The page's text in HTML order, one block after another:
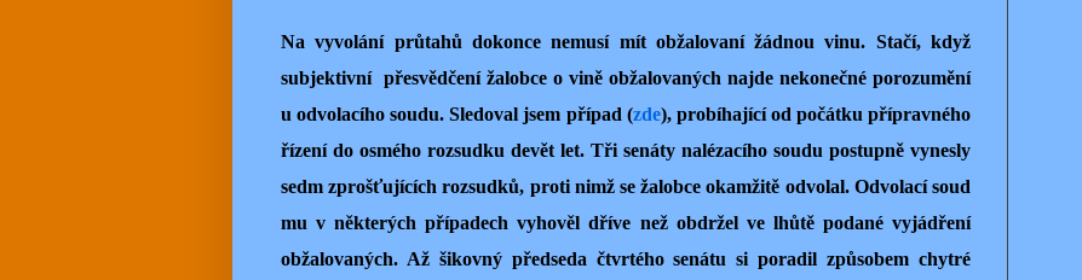
Na vyvolání průtahů dokonce nemusí mít obžalovaní žádnou vinu. Stačí, když
subjektivní přesvědčení žalobce o vině obžalovaných najde nekonečné porozumění
u odvolacího soudu. Sledoval jsem případ (zde), probíhající od počátku přípravného
řízení do osmého rozsudku devět let. Tři senáty nalézacího soudu postupně vynesly
sedm zprošťujících rozsudků, proti nimž se žalobce okamžitě odvolal. Odvolací soud
mu v některých případech vyhověl dříve než obdržel ve lhůtě podané vyjádření
obžalovaných. Až šikovný předseda čtvrtého senátu si poradil způsobem chytré